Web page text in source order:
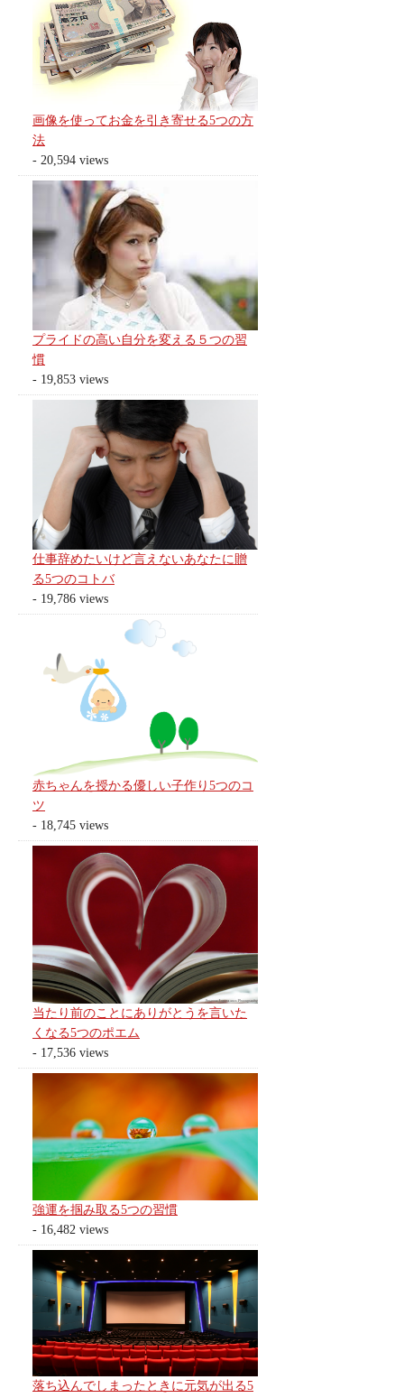
画像を使ってお金を引き寄せる5つの方
法
- 20,594 views
プライドの高い自分を変える５つの習
慣
- 19,853 views
仕事辞めたいけど言えないあなたに贈
る5つのコトバ
- 19,786 views
赤ちゃんを授かる優しい子作り5つのコ
ツ
- 18,745 views
当たり前のことにありがとうを言いた
くなる5つのポエム
- 17,536 views
強運を掴み取る5つの習慣
- 16,482 views
落ち込んでしまったときに元気が出る5